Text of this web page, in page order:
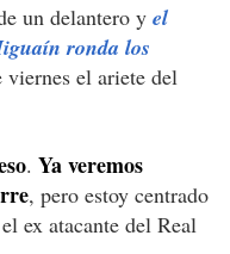
un delantero y el
ronda los
viernes el ariete del
. Ya veremos
, pero estoy centrado
ex atacante del Real